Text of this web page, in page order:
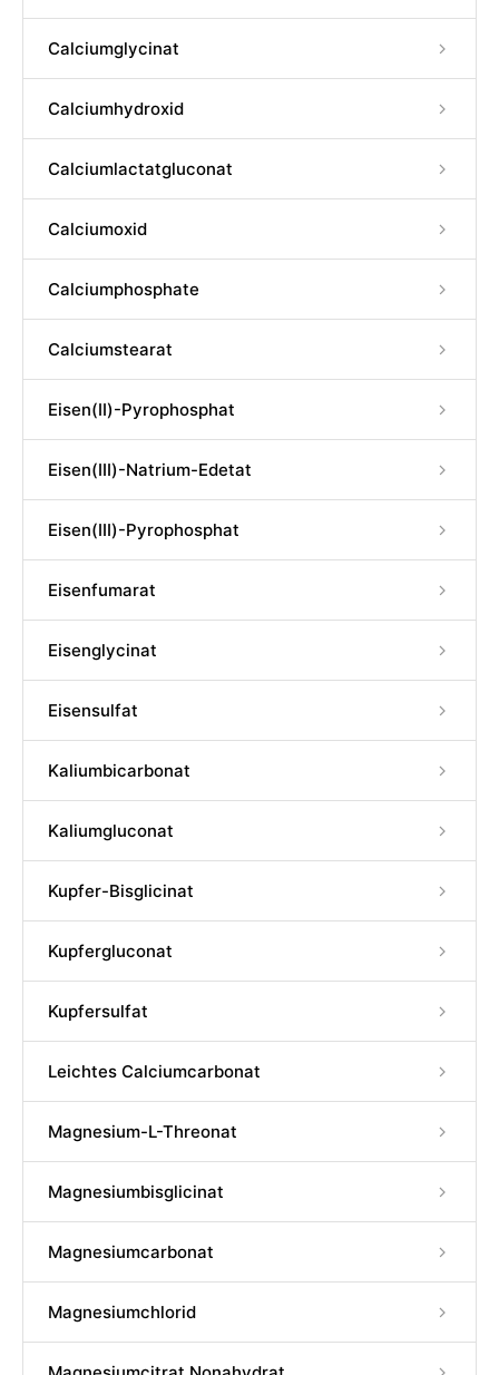
Calciumglycinat
Calciumhydroxid
Calciumlactatgluconat
Calciumoxid
Calciumphosphate
Calciumstearat
Eisen(II)-Pyrophosphat
Eisen(III)-Natrium-Edetat
Eisen(III)-Pyrophosphat
Eisenfumarat
Eisenglycinat
Eisensulfat
Kaliumbicarbonat
Kaliumgluconat
Kupfer-Bisglicinat
Kupfergluconat
Kupfersulfat
Leichtes Calciumcarbonat
Magnesium-L-Threonat
Magnesiumbisglicinat
Magnesiumcarbonat
Magnesiumchlorid